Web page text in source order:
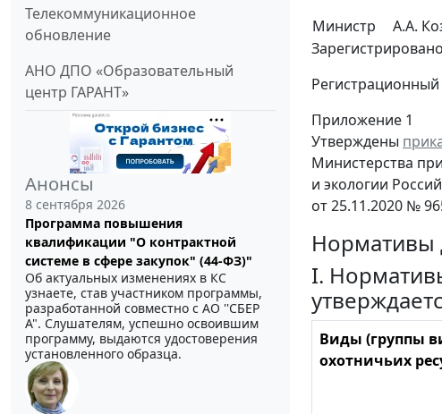
Телекоммуникационное
обновление
АНО ДПО «Образовательный
центр ГАРАНТ»
Анонсы
8 сентября 2026
Программа повышения
квалификации "О контрактной
системе в сфере закупок" (44-ФЗ)"
Об актуальных изменениях в КС
узнаете, став участником программы,
разработанной совместно с АО ''СБЕР
А". Слушателям, успешно освоившим
программу, выдаются удостоверения
установленного образца.
Министр
А.А.
Приложение 1
Утверждены
Министерства
и экологии
от 25.11.2020 №
Нормативы
I.
Виды (группы
охотничьих